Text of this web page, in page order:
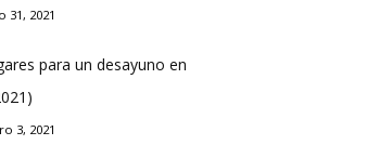
31, 2021
para un desayuno en
3, 2021